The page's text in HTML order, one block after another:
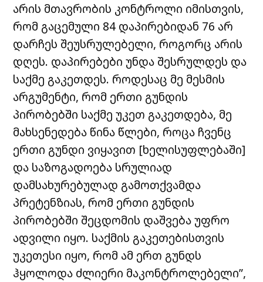
არის მთავრობის კონტროლი იმისთვის,
რომ გაცემული 84 დაპირებიდან 76 არ
დარჩეს შეუსრულებელი, როგორც არის
დღეს. დაპირებები უნდა შესრულდეს და
საქმე გაკეთდეს. როდესაც მე მესმის
არგუმენტი, რომ ერთი გუნდის
პირობებში საქმე უკეთ გაკეთდება, მე
მახსენედება წინა წლები, როცა ჩვენც
ერთი გუნდი ვიყავით [ხელისუფლებაში]
და საზოგადოება სრულიად
დამსახურებულად გამოთქვამდა
პრეტენზიას, რომ ერთი გუნდის
პირობებში შეცდომის დაშვება უფრო
ადვილი იყო. საქმის გაკეთებისთვის
უკეთესი იყო, რომ ამ ერთ გუნდს
ჰყოლოდა ძლიერი მაკონტროლებელი”,